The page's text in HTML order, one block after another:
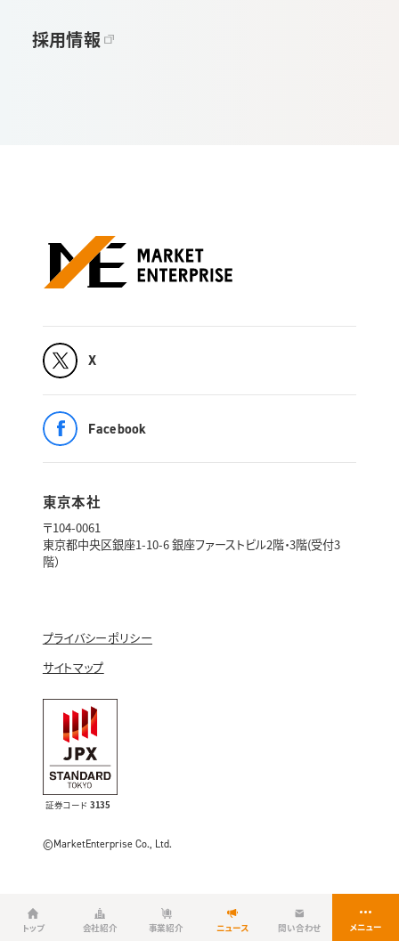
トップ 会社紹介 事業紹介 ニュース 問い合わせ
X
Facebook
東京本社
〒104-0061
東京都中央区銀座1-10-6 銀座ファーストビル2階・3階(受付3
階）
採用情報
©MarketEnterprise Co., Ltd.
プライバシーポリシー
サイトマップ
証券コード3135